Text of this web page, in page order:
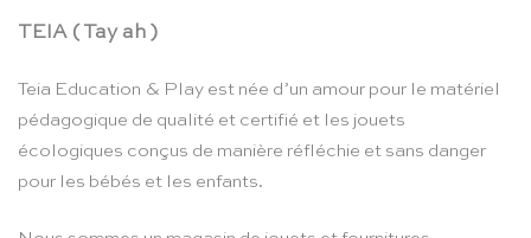
TEIA ( Tay ah )
Teia Education & Play est née d’un amour pour le matériel
pédagogique de qualité et certifié et les jouets
écologiques conçus de manière réfléchie et sans danger
pour les bébés et les enfants.